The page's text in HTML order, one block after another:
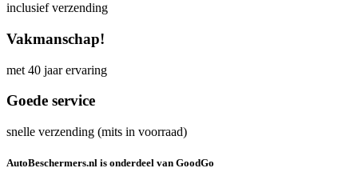
inclusief verzending
Vakmanschap!
met 40 jaar ervaring
Goede service
snelle verzending (mits in voorraad)
AutoBeschermers.nl is onderdeel van GoodGo